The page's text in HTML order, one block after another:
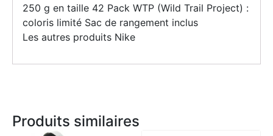
250 g en taille 42 Pack WTP (Wild Trail Project) :
coloris limité Sac de rangement inclus
Les autres produits Nike
Produits similaires